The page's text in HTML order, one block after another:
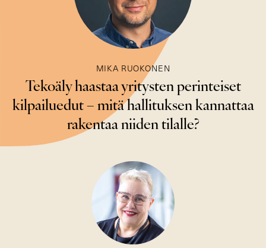
MIKA RUOKONEN
Tekoäly haastaa yritysten perinteiset
kilpailuedut – mitä hallituksen kannattaa
rakentaa niiden tilalle?